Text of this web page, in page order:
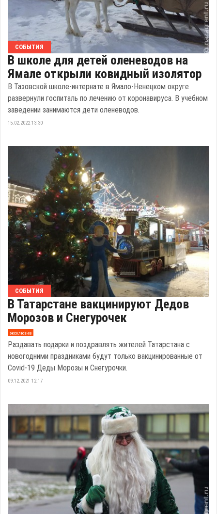
СОБЫТИЯ
В школе для детей оленеводов на
Ямале открыли ковидный изолятор
В Тазовской школе-интернате в Ямало-Ненецком округе
развернули госпиталь по лечению от коронавируса. В учебном
заведении занимаются дети оленеводов.
15.02.2022 13:30
СОБЫТИЯ
В Татарстане вакцинируют Дедов
Морозов и Снегурочек
эксклюзив
Раздавать подарки и поздравлять жителей Татарстана с
новогодними праздниками будут только вакцинированные от
Covid-19 Деды Морозы и Снегурочки.
09.12.2021 12:17